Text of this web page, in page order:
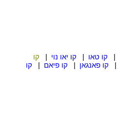
| קו טאו | קו יאו נוי | קו
| קו פאנגאן | קו פיאם | קו